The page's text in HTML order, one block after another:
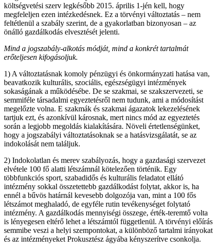
költségvetési szerv legkésőbb 2015. április 1-jén kell, hogy
megfeleljen ezen intézkedésnek. Ez a törvényi változtatás – nem
feltétlenül a szabály szerint, de a gyakorlatban bizonyosan – az
önálló gazdálkodás elvesztését jelenti.
Mind a jogszabály-alkotás módját, mind a konkrét tartalmát
erőteljesen kifogásoljuk.
1) A változtatásnak komoly pénzügyi és önkormányzati hatása van,
beavatkozik kulturális, szociális, egészségügyi intézmények
sokaságának a működésébe. De se szakmai, se szakszervezeti, se
semmiféle társadalmi egyeztetésről nem tudunk, ami a módosítást
megelőzte volna. E szakmák és szakmai ágazatok lekezelésének
tartjuk ezt, és azonkívül károsnak, mert nincs mód az egyeztetés
során a legjobb megoldás kialakítására. Növeli értetlenségünket,
hogy a jogszabályi változtatásoknak se a hatásvizsgálatát, se az
indokolását nem találjuk.
2) Indokolatlan és merev szabályozás, hogy a gazdasági szervezet
elvétele 100 fő alatti létszámnál kötelezően történik. Egy
többfunkciós sport, szabadidős és kulturális feladatot ellátó
intézmény sokkal összetettebb gazdálkodást folytat, akkor is, ha
ennél a bűvös határnál kevesebb dolgozója van, mint a 100 fős
létszámot meghaladó, de egyféle rutin tevékenységet folytató
intézmény. A gazdálkodás mennyiségi összege, érték-teremtő volta
is lényegesen eltérő lehet a létszámtól függetlenül. A törvényi előírás
semmibe veszi a helyi szempontokat, a különböző tartalmi irányokat
és az intézményeket Prokusztész ágyába kényszerítve csonkolja.